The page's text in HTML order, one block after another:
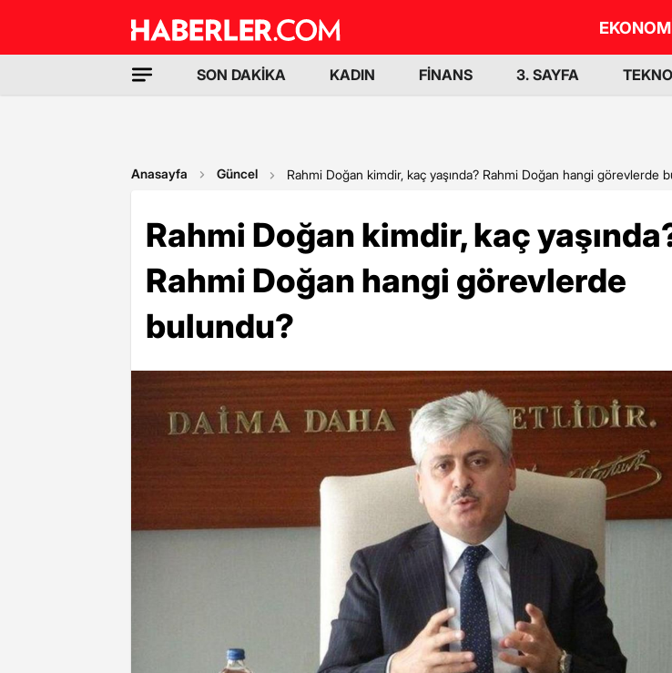
SON DAKİKA KADIN FİNANS 3. SAYFA
Anasayfa Güncel Rahmi Doğan kimdir, kaç yaşında? Rahmi Doğan hangi görevlerde
Rahmi Doğan kimdir, kaç
Rahmi Doğan hangi görevlerde
bulundu?